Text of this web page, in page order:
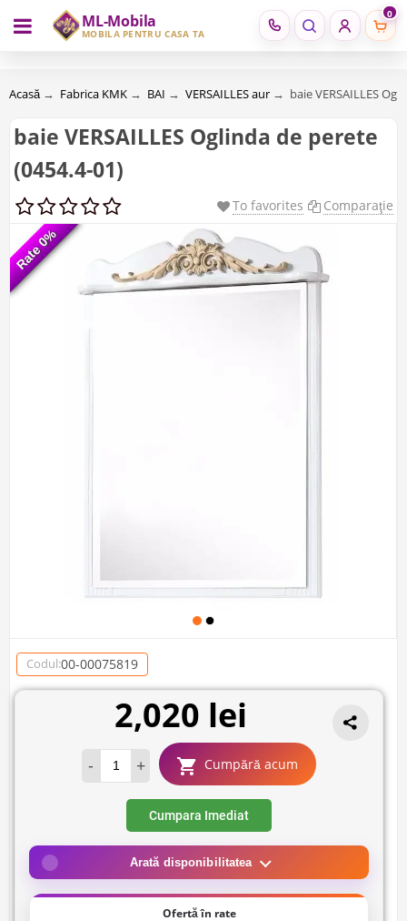
ML-Mobila
MOBILĂ PENTRU CASA TA
0
RU RO
Acasă → Fabrica KMK → BAI → VERSAILLES aur → baie VERSAILLES
baie VERSAILLES Oglinda de perete
(0454.4-01)
To favorites Comparaţie
Rate 0%
Rate 0%
Codul:00-00075819
2,020 lei
- + Cumpără acum
Cumpara Imediat
Arată disponibilitatea
Ofertă în rate